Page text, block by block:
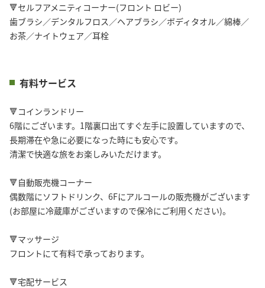
🔻セルフアメニティコーナー(フロント ロビー)
歯ブラシ／デンタルフロス／ヘアブラシ／ボディタオル／綿棒／
お茶／ナイトウェア／耳栓
有料サービス
🔻コインランドリー
6階にございます。1階裏口出てすぐ左手に設置していますので、
長期滞在や急に必要になった時にも安心です。
清潔で快適な旅をお楽しみいただけます。
🔻自動販売機コーナー
偶数階にソフトドリンク、6Fにアルコールの販売機がございます
(お部屋に冷蔵庫がございますので保冷にご利用ください)。
🔻マッサージ
フロントにて有料で承っております。
🔻宅配サービス